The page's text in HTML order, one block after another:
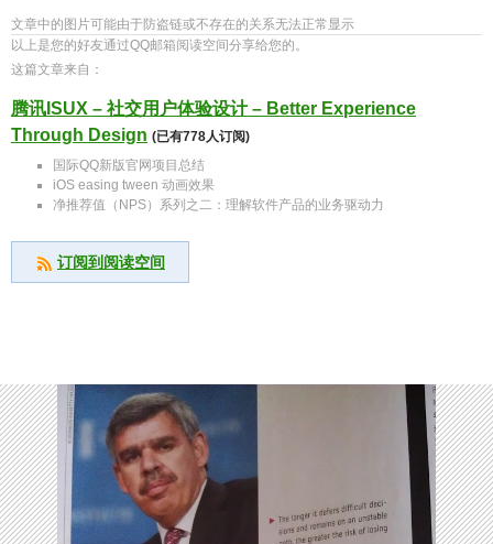
文章中的图片可能由于防盗链或不存在的关系无法正常显示
以上是您的好友通过QQ邮箱阅读空间分享给您的。
这篇文章来自：
腾讯ISUX – 社交用户体验设计 – Better Experience
Through Design (已有778人订阅)
国际QQ新版官网项目总结
iOS easing tween 动画效果
净推荐值（NPS）系列之二：理解软件产品的业务驱动力
订阅到阅读空间